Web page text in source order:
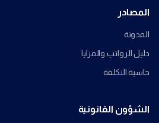
المصادر
المدونة
دليل الرواتب والمزايا
حاسبة التكلفة
الشؤون القانونية